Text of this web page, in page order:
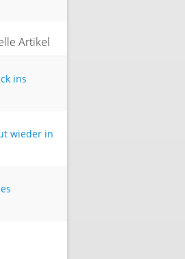
Artikel
ins
wieder in